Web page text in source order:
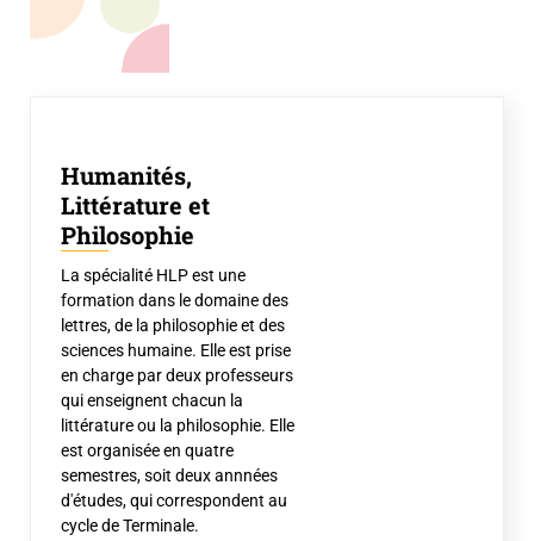
Humanités,
Littérature et
Philosophie
La spécialité HLP est une
formation dans le domaine des
lettres, de la philosophie et des
sciences humaine. Elle est prise
en charge par deux professeurs
qui enseignent chacun la
littérature ou la philosophie. Elle
est organisée en quatre
semestres, soit deux annnées
d'études, qui correspondent au
cycle de Terminale.